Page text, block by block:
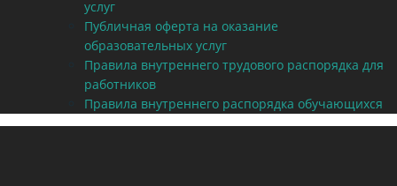
услуг
Публичная оферта на оказание
образовательных услуг
Правила внутреннего трудового распорядка для
работников
Правила внутреннего распорядка обучающихся